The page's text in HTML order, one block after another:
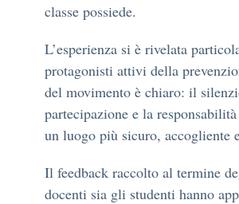
classe possiede.
L’esperienza si è rivelata
protagonisti attivi della
del movimento è chiaro: il
partecipazione e la
un luogo più sicuro, accogliente
Il feedback raccolto al termine
docenti sia gli studenti hanno